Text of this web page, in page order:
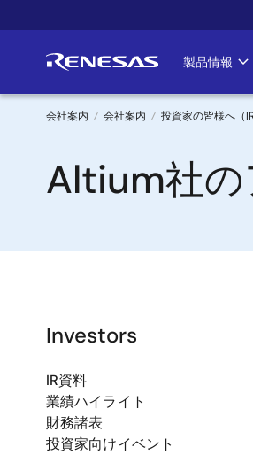
イ
ン
製品情報
パ
ン
会社案内 会社案内 投資家の皆様へ（
Altium社の
Investors
IR資料
業績ハイライト
財務諸表
投資家向けイベント